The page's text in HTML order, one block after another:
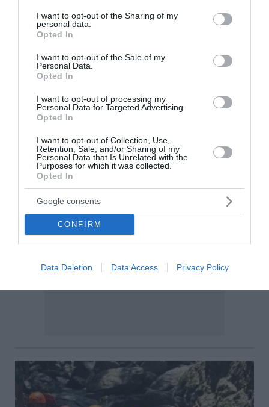
not limited to your visit or usage behaviour. You may click to
grant or deny consent to Google and its third-party tags to
use your data for below specified purposes in below Google
consent section.
I want to opt-out of the Sharing of my
personal data.
Opted In
I want to opt-out of the Sale of my
Personal Data.
Opted In
I want to opt-out of processing my
Personal Data for Targeted Advertising.
Opted In
I want to opt-out of Collection, Use,
Retention, Sale, and/or Sharing of my
Personal Data that Is Unrelated with the
Purposes for which it was collected.
Opted In
Google consents
CONFIRM
Data Deletion Data Access Privacy Policy